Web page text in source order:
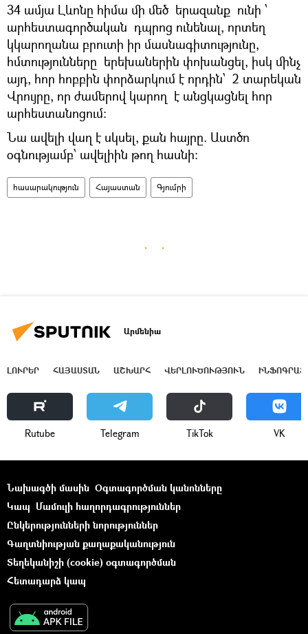
34 ամյա Լևոնը հիմա մի մեծ երազանք ունի ՝
արհեստագործական դպրոց ունենալ, որտեղ
կկարողանա բրուտի իր մասնագիտությունը,
հմտությունները երեխաներին փոխանցել, իսկ մինչ
այդ, հոր հոբբին փորձարկում է որդին՝ 2 տարեկան
Վրույրը, որ ժամերով կարող է անցկացնել հոր
արհեստանոցում:
Նա ավելի վաղ է սկսել, քան հայրը. Աստծո
օգնությամբ՝ ավելիին թող հասնի:
հասարակություն Հայաստան Գյումրի
Արմենիա
ԼՈՒՐԵՐ ՀԱՅԱՍՏԱՆ ԱՇԽԱՐՀ ՎԵՐԼՈՒԾՈՒԹՅՈՒՆ
Rutube Telegram ТikТоk VK
Նախագծի մասին Օգտագործման կանոնները
Կապ Մամուլի հաղորդագրություններ
Ընկերությունների նորություններ
Գաղտնիության քաղաքականություն
Տեղեկանիշի (cookie) օգտագործման
Հետադարձ կապ